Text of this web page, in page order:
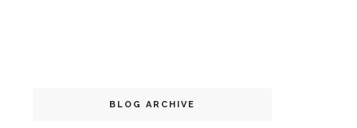
BLOG ARCHIVE